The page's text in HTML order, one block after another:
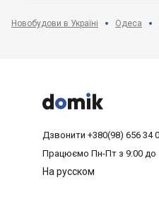
Новобудови в Україні Одеса



Дзвонити +380(98) 656 34
Працюємо Пн-Пт з 9:00 до
На русском